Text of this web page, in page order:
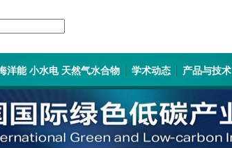
洋能 小水电 天然气水合物 学术动态 产品与技术